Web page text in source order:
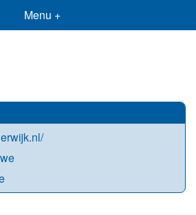
Menu +